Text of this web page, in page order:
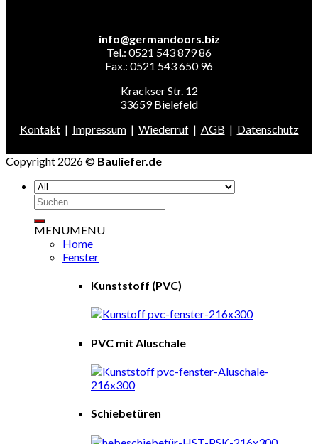
info@germandoors.biz
Tel.: 0521 543 879 86
Fax.: 0521 543 650 96
Krackser Str. 12
33659 Bielefeld
Kontakt| Impressum| Wiederruf| AGB | Datenschutz
Copyright 2026 © Bauliefer.de
Suchen
nach:
MENUMENU
Home
Fenster
Kunststoff (PVC)
PVC mit Aluschale
Schiebetüren